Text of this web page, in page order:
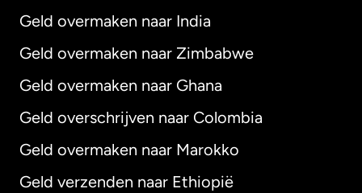
Geld overmaken naar India
Geld overmaken naar Zimbabwe
Geld overmaken naar Ghana
Geld overschrijven naar Colombia
Geld overmaken naar Marokko
Geld verzenden naar Ethiopië